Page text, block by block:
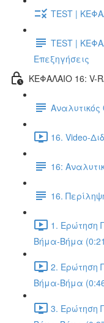
TEST |
TEST |
Επεξηγήσεις
ΚΕΦΑΛΑΙΟ 16: V-
16. Video-
16:
16.
1. Ερώτηση
Βήμα-Βήμα
2. Ερώτηση
Βήμα-Βήμα
3. Ερώτηση